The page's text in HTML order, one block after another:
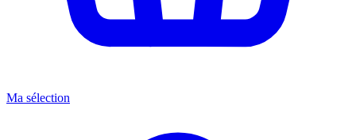
Ma sélection